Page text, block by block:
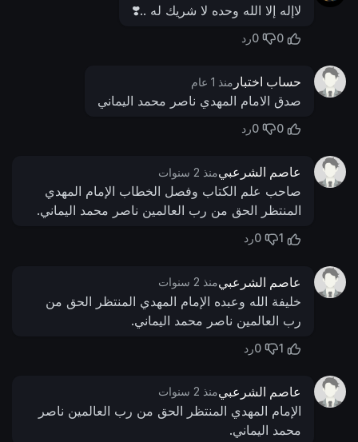
لاإله إلا الله وحده لا شريك له ..❣️
0
0رد
حساب اختبار منذ 1 عام
صدق الامام المهدي ناصر محمد اليماني
0
0رد
عاصم الشرعبيمنذ 2 سنوات
صاحب علم الكتاب وفصل الخطاب الإمام المهدي
المنتظر الحق من رب العالمين ناصر محمد اليماني.
1
0رد
عاصم الشرعبيمنذ 2 سنوات
خليفة الله وعبده الإمام المهدي المنتظر الحق من
رب العالمين ناصر محمد اليماني.
1
0رد
عاصم الشرعبيمنذ 2 سنوات
الإمام المهدي المنتظر الحق من رب العالمين ناصر
محمد اليماني.